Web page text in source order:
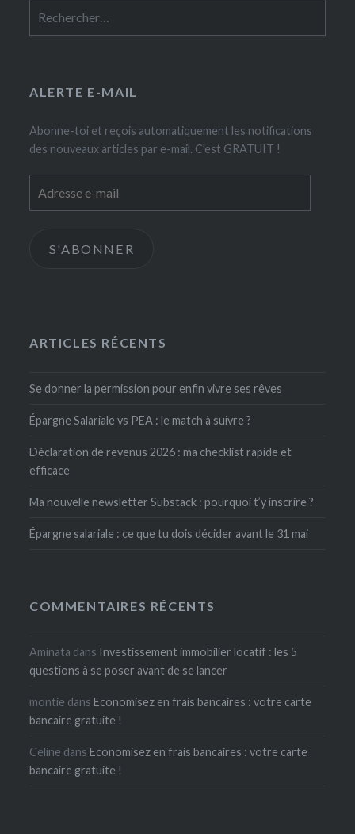
ALERTE E-MAIL
Abonne-toi et reçois automatiquement les notifications
des nouveaux articles par e-mail. C'est GRATUIT !
e-
S'ABONNER
ARTICLES RÉCENTS
Se donner la permission pour enfin vivre ses rêves
Épargne Salariale vs PEA : le match à suivre ?
Déclaration de revenus 2026 : ma checklist rapide et
efficace
Ma nouvelle newsletter Substack : pourquoi t’y inscrire ?
Épargne salariale : ce que tu dois décider avant le 31 mai
COMMENTAIRES RÉCENTS
Aminata dans Investissement immobilier locatif : les 5
questions à se poser avant de se lancer
montie dansEconomisez en frais bancaires : votre carte
bancaire gratuite !
Celine dansEconomisez en frais bancaires : votre carte
bancaire gratuite !